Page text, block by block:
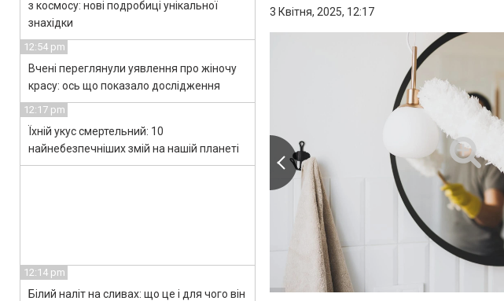
3 Квітня, 2025, 12:17
з космосу: нові подробиці унікальної
знахідки
12:54 pm
Вчені переглянули уявлення про жіночу
красу: ось що показало дослідження
12:17 pm
Їхній укус смертельний: 10
найнебезпечніших змій на нашій планеті
12:14 pm
Білий наліт на сливах: що це і для чого він